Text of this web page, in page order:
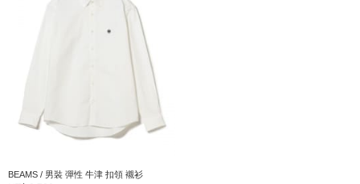
BEAMS / 男裝 彈性 牛津 扣領 襯衫